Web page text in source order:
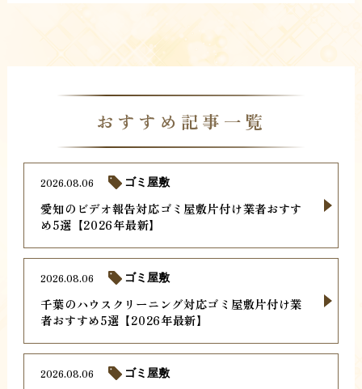
おすすめ記事一覧
愛知のビデオ報告対応ゴミ屋敷片付け業者おすす
め5選【2026年最新】
2026.08.06 ゴミ屋敷
千葉のハウスクリーニング対応ゴミ屋敷片付け業
者おすすめ5選【2026年最新】
2026.08.06 ゴミ屋敷
2026.08.06 ゴミ屋敷